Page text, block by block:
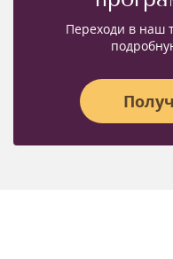
Переходи в наш